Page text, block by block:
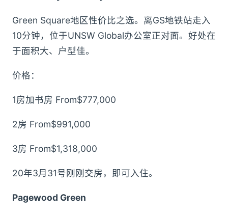
Green Square地区性价比之选。离GS地铁站走入
10分钟，位于UNSW Global办公室正对面。好处在
于面积大、户型佳。
价格：
1房加书房 From$777,000
2房 From$991,000
3房 From$1,318,000
20年3月31号刚刚交房，即可入住。
Pagewood Green